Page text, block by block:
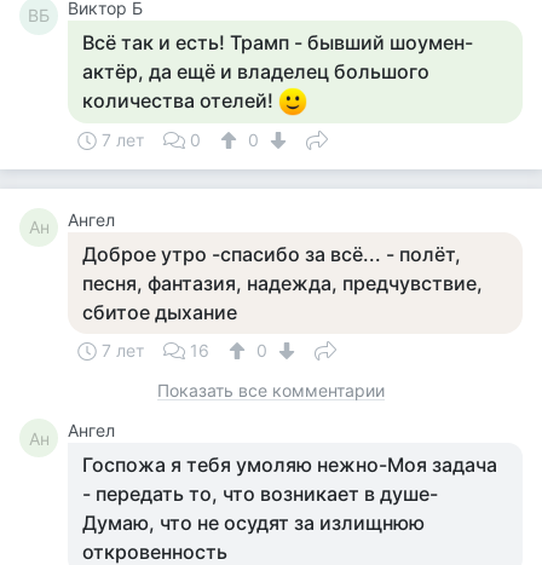
ВБ Виктор Б
Всё так и есть! Трамп - бывший шоумен-
актёр, да ещё и владелец большого
количества отелей!
7 лет 0 0
Ан Ангел
Доброе утро -спасибо за всё... - полёт,
песня, фантазия, надежда, предчувствие,
сбитое дыхание
7 лет 16
0
Показать все комментарии
Ан Ангел
Госпожа я тебя умоляю нежно-Моя задача
- передать то, что возникает в душе-
Думаю, что не осудят за излищнюю
откровенность